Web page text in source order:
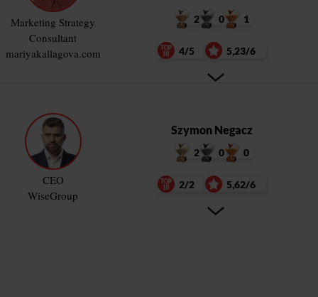
Marketing Strategy
Consultant
mariyakallagova.com
2 0 1
4/5 5,23/6
CEO
WiseGroup
Szymon Negacz
2 0 0
2/2 5,62/6